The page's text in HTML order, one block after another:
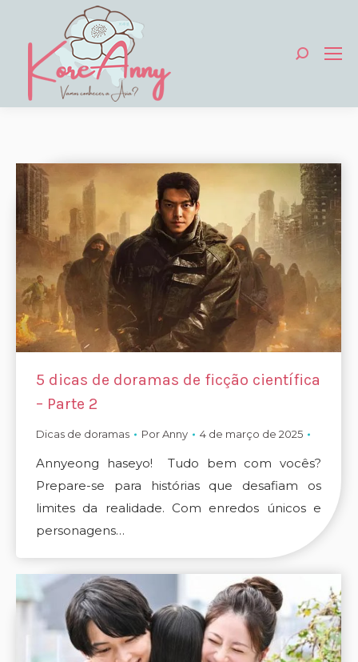
Search:
5 dicas de doramas de ficção científica
– Parte 2
Dicas de doramas PorAnny 4 de março de 2025
Annyeong haseyo! Tudo bem com vocês?
Prepare-se para histórias que desafiam os
limites da realidade. Com enredos únicos e
personagens…